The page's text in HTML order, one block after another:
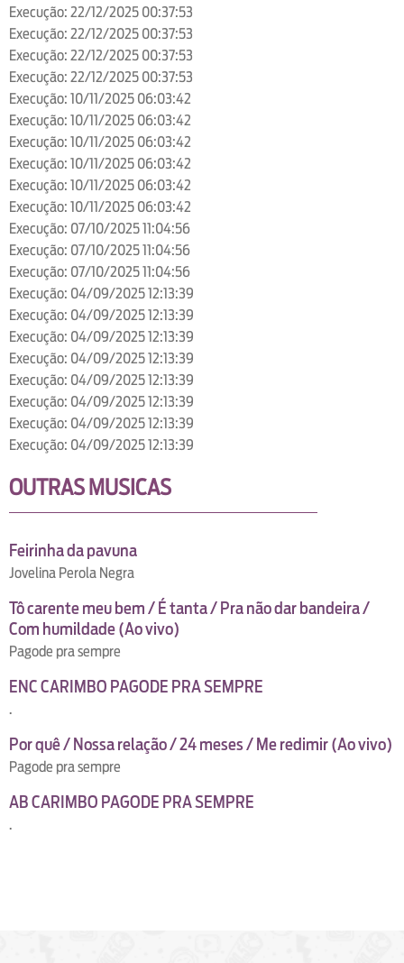
Execução: 22/12/2025 00:37:53
Execução: 22/12/2025 00:37:53
Execução: 22/12/2025 00:37:53
Execução: 22/12/2025 00:37:53
Execução: 10/11/2025 06:03:42
Execução: 10/11/2025 06:03:42
Execução: 10/11/2025 06:03:42
Execução: 10/11/2025 06:03:42
Execução: 10/11/2025 06:03:42
Execução: 10/11/2025 06:03:42
Execução: 07/10/2025 11:04:56
Execução: 07/10/2025 11:04:56
Execução: 07/10/2025 11:04:56
Execução: 04/09/2025 12:13:39
Execução: 04/09/2025 12:13:39
Execução: 04/09/2025 12:13:39
Execução: 04/09/2025 12:13:39
Execução: 04/09/2025 12:13:39
Execução: 04/09/2025 12:13:39
Execução: 04/09/2025 12:13:39
Execução: 04/09/2025 12:13:39
OUTRAS MUSICAS
Feirinha da pavuna
Jovelina Perola Negra
Tô carente meu bem / É tanta / Pra não dar bandeira /
Com humildade (Ao vivo)
Pagode pra sempre
ENC CARIMBO PAGODE PRA SEMPRE
.
Por quê / Nossa relação / 24 meses / Me redimir (Ao vivo)
Pagode pra sempre
AB CARIMBO PAGODE PRA SEMPRE
.